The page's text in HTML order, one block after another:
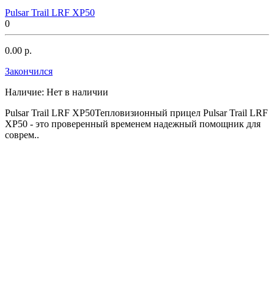
Pulsar Trail LRF XP50
0
0.00 р.
Закончился
Наличие: Нет в наличии
Pulsar Trail LRF XP50Тепловизионный прицел Pulsar Trail LRF
XP50 - это проверенный временем надежный помощник для
соврем..